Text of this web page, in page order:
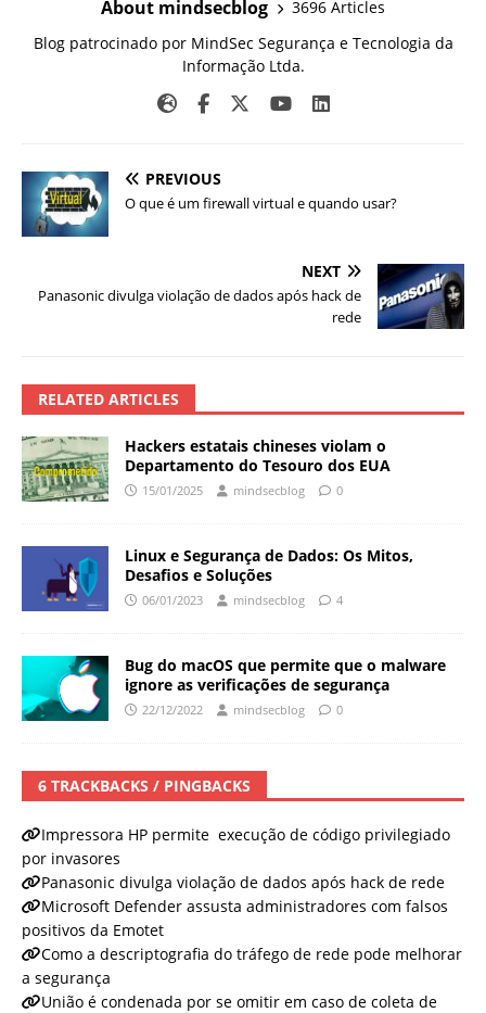
About mindsecblog
3696 Articles
Blog patrocinado por MindSec Segurança e Tecnologia da
Informação Ltda.
PREVIOUS
O que é um firewall virtual e quando usar?
NEXT
Panasonic divulga violação de dados após hack de
rede
RELATED ARTICLES
Hackers estatais chineses violam o
Departamento do Tesouro dos EUA
15/01/2025 mindsecblog 0
Linux e Segurança de Dados: Os Mitos,
Desafios e Soluções
06/01/2023 mindsecblog 4
Bug do macOS que permite que o malware
ignore as verificações de segurança
22/12/2022 mindsecblog 0
6 TRACKBACKS / PINGBACKS
Impressora HP permite execução de código privilegiado
por invasores
Panasonic divulga violação de dados após hack de rede
Microsoft Defender assusta administradores com falsos
positivos da Emotet
Como a descriptografia do tráfego de rede pode melhorar
a segurança
União é condenada por se omitir em caso de coleta de